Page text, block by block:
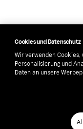
Cookies und Datenschutz
Wir verwenden
Personalisierung und
Daten an unsere